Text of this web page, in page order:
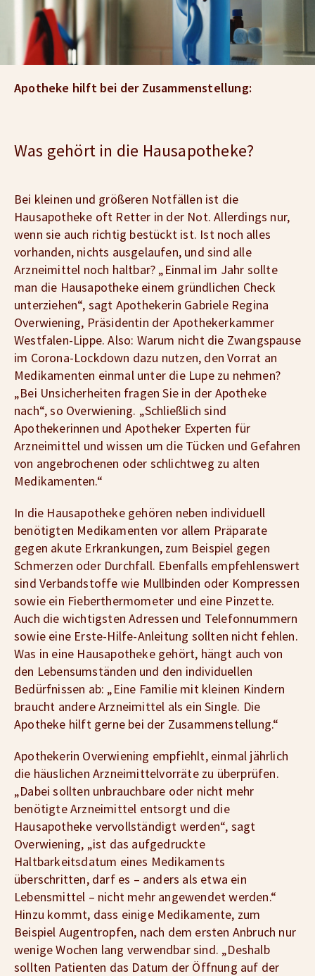
Apotheke hilft bei der Zusammenstellung:
Was gehört in die Hausapotheke?
Bei kleinen und größeren Notfällen ist die
Hausapotheke oft Retter in der Not. Allerdings nur,
wenn sie auch richtig bestückt ist. Ist noch alles
vorhanden, nichts ausgelaufen, und sind alle
Arzneimittel noch haltbar? „Einmal im Jahr sollte
man die Hausapotheke einem gründlichen Check
unterziehen“, sagt Apothekerin Gabriele Regina
Overwiening, Präsidentin der Apothekerkammer
Westfalen-Lippe. Also: Warum nicht die Zwangspause
im Corona-Lockdown dazu nutzen, den Vorrat an
Medikamenten einmal unter die Lupe zu nehmen?
„Bei Unsicherheiten fragen Sie in der Apotheke
nach“, so Overwiening. „Schließlich sind
Apothekerinnen und Apotheker Experten für
Arzneimittel und wissen um die Tücken und Gefahren
von angebrochenen oder schlichtweg zu alten
Medikamenten.“
In die Hausapotheke gehören neben individuell
benötigten Medikamenten vor allem Präparate
gegen akute Erkrankungen, zum Beispiel gegen
Schmerzen oder Durchfall. Ebenfalls empfehlenswert
sind Verbandstoffe wie Mullbinden oder Kompressen
sowie ein Fieberthermometer und eine Pinzette.
Auch die wichtigsten Adressen und Telefonnummern
sowie eine Erste-Hilfe-Anleitung sollten nicht fehlen.
Was in eine Hausapotheke gehört, hängt auch von
den Lebensumständen und den individuellen
Bedürfnissen ab: „Eine Familie mit kleinen Kindern
braucht andere Arzneimittel als ein Single. Die
Apotheke hilft gerne bei der Zusammenstellung.“
Apothekerin Overwiening empfiehlt, einmal jährlich
die häuslichen Arzneimittelvorräte zu überprüfen.
„Dabei sollten unbrauchbare oder nicht mehr
benötigte Arzneimittel entsorgt und die
Hausapotheke vervollständigt werden“, sagt
Overwiening, „ist das aufgedruckte
Haltbarkeitsdatum eines Medikaments
überschritten, darf es – anders als etwa ein
Lebensmittel – nicht mehr angewendet werden.“
Hinzu kommt, dass einige Medikamente, zum
Beispiel Augentropfen, nach dem ersten Anbruch nur
wenige Wochen lang verwendbar sind. „Deshalb
sollten Patienten das Datum der Öffnung auf der